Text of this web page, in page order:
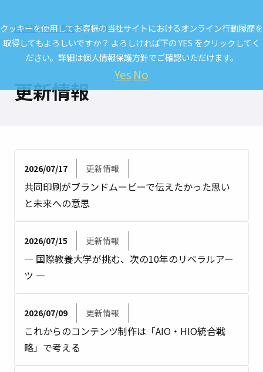
HOME 最新情報 更新情報
更新情報
2026/07/17 更新情報
共同印刷がブランドムービーで伝えたかった思い
と未来への意思
2026/07/15 更新情報
― 国際教養大学が挑む、次の10年のリベラルアー
ツ ―
2026/07/09 更新情報
これからのコンテンツ制作は「AIO・HIO統合戦
略」で考える
クッキーを使用してお客様の当社サイトにおけるオンライン行動履歴を
取得してもよろしいですか？ よろしければ下の YES をクリックしてく
ださい。詳細は個人情報保護方針でご確認いただけます。
Yes No